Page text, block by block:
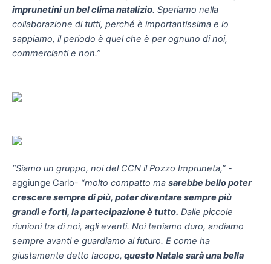
imprunetini un bel clima natalizio. Speriamo nella
collaborazione di tutti, perché è importantissima e lo
sappiamo, il periodo è quel che è per ognuno di noi,
commercianti e non.”
“Siamo un gruppo, noi del CCN il Pozzo Impruneta,” -
aggiunge Carlo- “molto compatto ma sarebbe bello poter
crescere sempre di più, poter diventare sempre più
grandi e forti, la partecipazione è tutto. Dalle piccole
riunioni tra di noi, agli eventi. Noi teniamo duro, andiamo
sempre avanti e guardiamo al futuro. E come ha
giustamente detto Iacopo, questo Natale sarà una bella